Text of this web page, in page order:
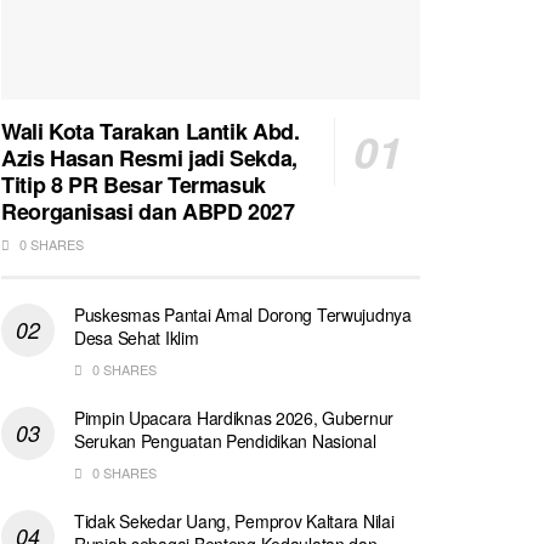
Wali Kota Tarakan Lantik Abd.
Azis Hasan Resmi jadi Sekda,
Titip 8 PR Besar Termasuk
Reorganisasi dan ABPD 2027
0 SHARES
Puskesmas Pantai Amal Dorong Terwujudnya
Desa Sehat Iklim
0 SHARES
Pimpin Upacara Hardiknas 2026, Gubernur
Serukan Penguatan Pendidikan Nasional
0 SHARES
Tidak Sekedar Uang, Pemprov Kaltara Nilai